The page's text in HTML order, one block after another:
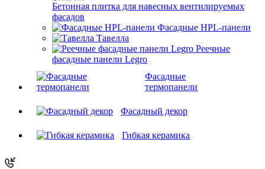
Бетонная плитка для навесных вентилируемых
фасадов
Фасадные HPL-панели
Тавелла
Реечные
фасадные панели Legro
Фасадные
термопанели
Фасадный декор
Гибкая керамика